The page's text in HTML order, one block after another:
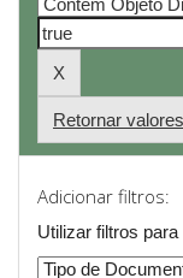
Retornar valores
Adicionar filtros:
Utilizar filtros